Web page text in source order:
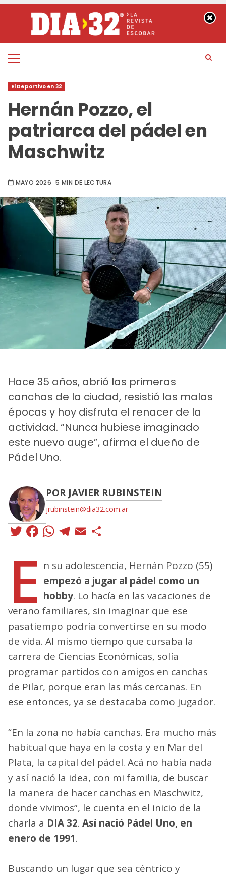
contenido
Menú
El Deportivo en 32
Hernán Pozzo, el
patriarca del pádel en
Maschwitz
MAYO 2026 5 MIN DE LECTURA
Hace 35 años, abrió las primeras
canchas de la ciudad, resistió las malas
épocas y hoy disfruta el renacer de la
actividad. “Nunca hubiese imaginado
este nuevo auge”, afirma el dueño de
Pádel Uno.
POR JAVIER RUBINSTEIN
jrubinstein@dia32.com.ar
Twitter
Facebook
WhatsApp
Telegram
Email
E n su adolescencia, Hernán Pozzo (55)
empezó a jugar al pádel como un
hobby. Lo hacía en las vacaciones de
verano familiares, sin imaginar que ese
pasatiempo podría convertirse en su modo
de vida. Al mismo tiempo que cursaba la
carrera de Ciencias Económicas, solía
programar partidos con amigos en canchas
de Pilar, porque eran las más cercanas. En
ese entonces, ya se destacaba como jugador.
“En la zona no había canchas. Era mucho más
habitual que haya en la costa y en Mar del
Plata, la capital del pádel. Acá no había nada
y así nació la idea, con mi familia, de buscar
la manera de hacer canchas en Maschwitz,
donde vivimos”, le cuenta en el inicio de la
charla a DIA 32. Así nació Pádel Uno, en
enero de 1991.
Buscando un lugar que sea céntrico y